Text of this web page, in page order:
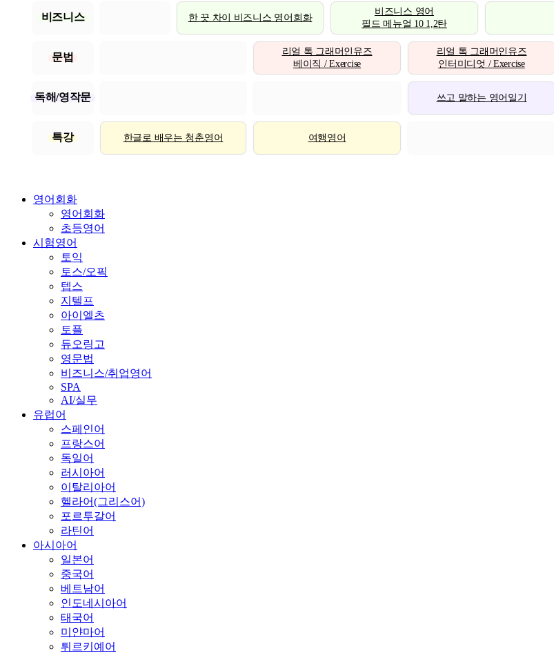
비즈니스 한 끗 차이 비즈니스 영어회화
비즈니스 영어
필드 메뉴얼 10 1,2탄
문법
리얼 톡 그래머인유즈
베이직 / Exercise
리얼 톡 그래머인유즈
인터미디엇 / Exercise
독해/영작문 쓰고 말하는 영어일기
특강 한글로 배우는 청춘영어 여행영어
영어회화
영어회화
초등영어
시험영어
토익
토스/오픽
텝스
지텔프
아이엘츠
토플
듀오링고
영문법
비즈니스/취업영어
SPA
AI/실무
유럽어
스페인어
프랑스어
독일어
러시아어
이탈리아어
헬라어(그리스어)
포르투갈어
라틴어
아시아어
일본어
중국어
베트남어
인도네시아어
태국어
미얀마어
튀르키예어